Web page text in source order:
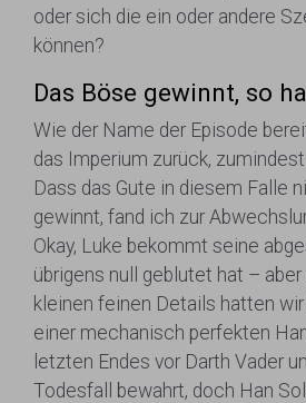
oder sich die ein oder andere
können?
Das Böse gewinnt, so
Wie der Name der Episode
das Imperium zurück,
Dass das Gute in diesem Falle
gewinnt, fand ich zur
Okay, Luke bekommt seine
übrigens null geblutet hat –
kleinen feinen Details hatten
einer mechanisch perfekten
letzten Endes vor Darth Vader
Todesfall bewahrt, doch Han